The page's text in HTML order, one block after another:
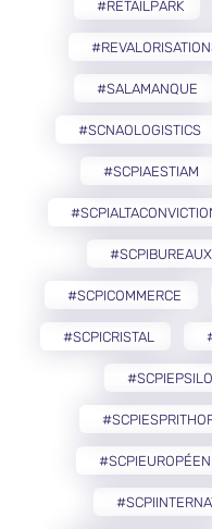
#RETAILPARK
#SALAMANQUE
#SCNAOLOGISTICS
#SCPIAESTIAM
#SCPIBUREAUX
#SCPICOMMERCE
#SCPICRISTAL